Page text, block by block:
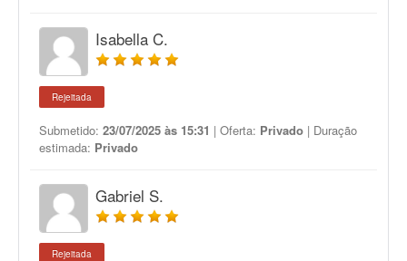
Isabella C.
Rejeitada
Submetido: 23/07/2025 às 15:31 | Oferta: Privado | Duração
estimada: Privado
Gabriel S.
Rejeitada